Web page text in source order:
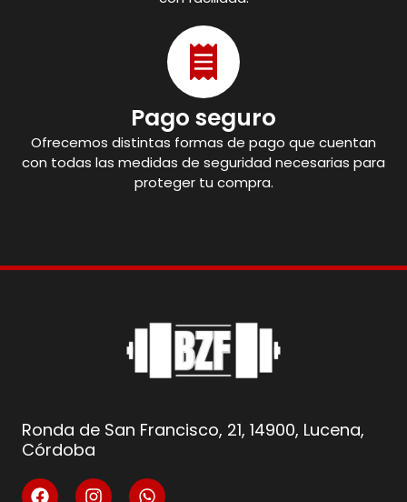
Pago seguro
Ofrecemos distintas formas de pago que cuentan
con todas las medidas de seguridad necesarias para
proteger tu compra.
Ronda de San Francisco, 21, 14900, Lucena,
Córdoba